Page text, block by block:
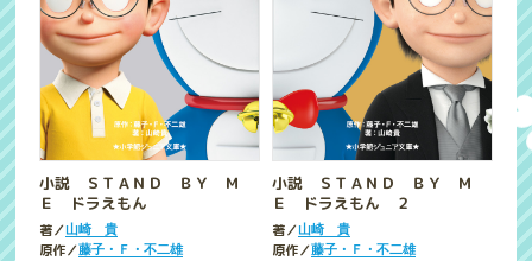
小説 ＳＴＡＮＤ ＢＹ Ｍ
Ｅ ドラえもん
著／山崎 貴
原作／藤子・Ｆ・不二雄
小説 ＳＴＡＮＤ ＢＹ Ｍ
Ｅ ドラえもん ２
著／山崎 貴
原作／藤子・Ｆ・不二雄